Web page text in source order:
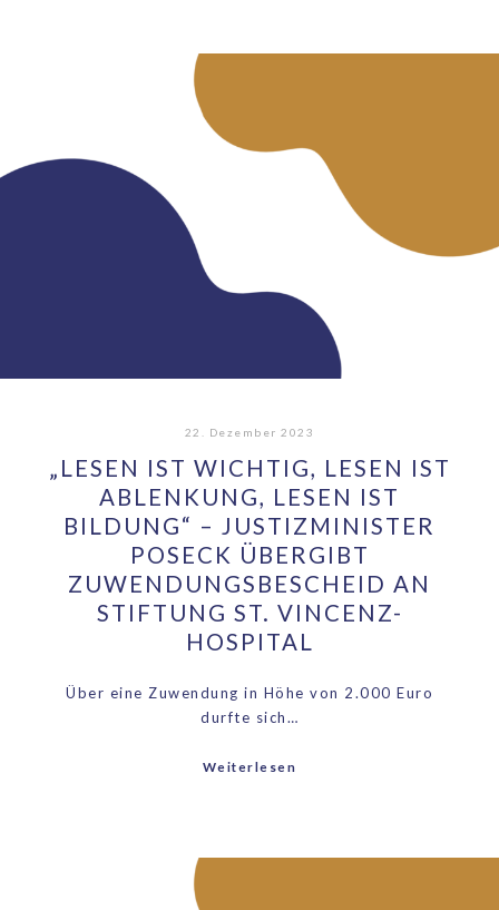
22. Dezember 2023
„LESEN IST WICHTIG, LESEN IST
ABLENKUNG, LESEN IST
BILDUNG“ – JUSTIZMINISTER
POSECK ÜBERGIBT
ZUWENDUNGSBESCHEID AN
STIFTUNG ST. VINCENZ-
HOSPITAL
Über eine Zuwendung in Höhe von 2.000 Euro
durfte sich…
Weiterlesen